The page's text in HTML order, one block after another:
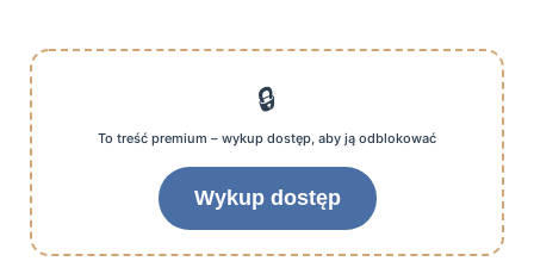
🔒
To treść premium – wykup dostęp, aby ją odblokować
Wykup dostęp